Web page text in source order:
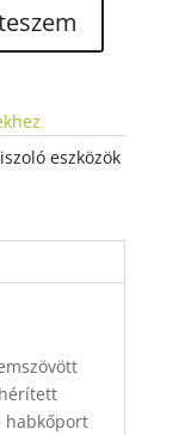
eszközök
habkőport